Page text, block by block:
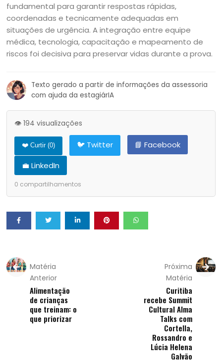
fundamental para garantir respostas rápidas,
coordenadas e tecnicamente adequadas em
situações de urgência. A integração entre equipe
médica, tecnologia, capacitação e mapeamento de
riscos foi decisiva para preservar vidas durante a prova.
Texto gerado a partir de informações da assessoria
com ajuda da estagiárIA
👁️ 194 visualizações
❤️ Curtir (0) 🐦 Twitter
📘 Facebook
💼 LinkedIn
0 compartilhamentos
Matéria
Anterior
Alimentação
de crianças
que treinam: o
que priorizar
Próxima
Matéria
Curitiba
recebe Summit
Cultural Alma
Talks com
Cortella,
Rossandro e
Lúcia Helena
Galvão